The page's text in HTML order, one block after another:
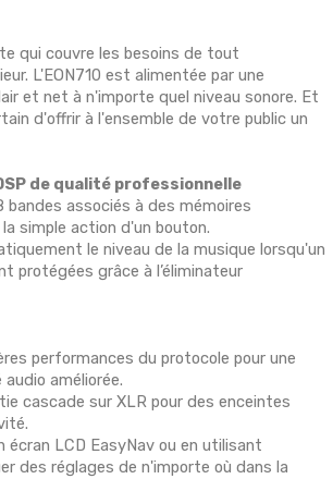
qui couvre les besoins de tout
L'EON710 est alimentée par une
et net à n'importe quel niveau sonore. Et
d'offrir à l'ensemble de votre public un
de qualité professionnelle
associés à des mémoires
simple action d'un bouton.
le niveau de la musique lorsqu'un
protégées grâce à l’éliminateur
performances du protocole pour une
améliorée.
cascade sur XLR pour des enceintes
LCD EasyNav ou en utilisant
des réglages de n'importe où dans la